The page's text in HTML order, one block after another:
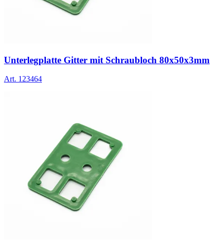
Unterlegplatte Gitter mit Schraubloch 80x50x3mm
Art. 123464